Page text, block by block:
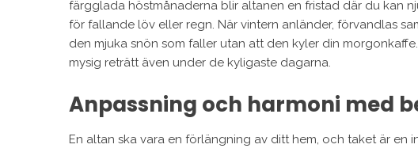
färgglada höstmånaderna blir altanen en fristad där du kan
för fallande löv eller regn. När vintern anländer, förvandlas
den mjuka snön som faller utan att den kyler din
mysig reträtt även under de kyligaste dagarna.
Anpassning och harmoni med
En altan ska vara en förlängning av ditt hem, och taket är en